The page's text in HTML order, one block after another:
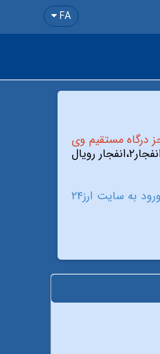
FA
درگاه مستقیم وی
۵۰% هدیه و برای بقیه روزهای هفته ۲۰% هدیه بدون قید و شرط ویژه کازینو (قابل استفاده فقط در بازی انفجار۱،انفجار۲،انفجار رویال
(برای ورود به سایت ارز۲۴